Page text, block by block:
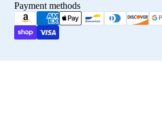
Payment methods